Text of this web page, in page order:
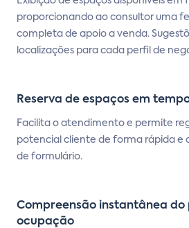
proporcionando ao consultor uma
completa de apoio a venda.
localizações para cada perfil de
Reserva de espaços em
Facilita o atendimento e permite
potencial cliente de forma rápida e
de formulário.
Compreensão instantânea
ocupação